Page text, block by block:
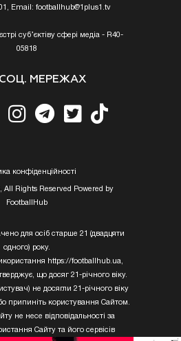
Email: footballhub@1plus1.tv
суб’єктіву сфері медіа - R40-
05818
МЕРЕЖАХ
конфiденцiйностi
All Rights Reserved Powered by
FootballHub
для осіб старше 21 (двадцяти
одного) року.
https://footballhub.ua,
що досяг 21-річного віку.
не досягли 21-річного віку
припиніть користування Сайтом.
не несе відповідальності за
Сайту та його сервісів